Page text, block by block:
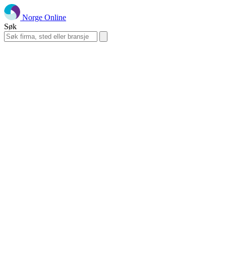
Norge Online
Søk